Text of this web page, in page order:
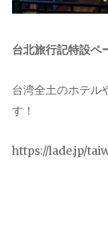
台北旅行記特設ペ
台湾全土のホテル
す！
https://lade.jp/